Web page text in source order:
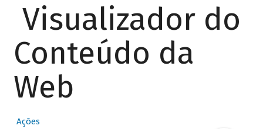
Visualizador do
Conteúdo da
Web
Ações